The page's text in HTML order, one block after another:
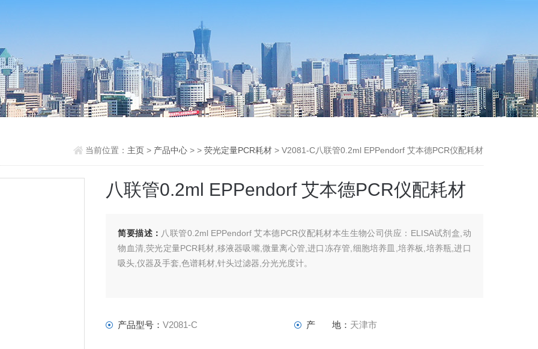
当前位置： 主页 > 产品中心> > 荧光定量PCR耗材> V2081-C八联管0.2ml EPPendorf 艾本德PCR仪配耗材
八联管0.2ml EPPendorf 艾本德PCR仪配耗材
简要描述： 八联管0.2ml EPPendorf 艾本德PCR仪配耗材本生生物公司供应：ELISA试剂盒,动
物血清,荧光定量PCR耗材,移液器吸嘴,微量离心管,进口冻存管,细胞培养皿,培养板,培养瓶,进口
吸头,仪器及手套,色谱耗材,针头过滤器,分光光度计。
产品型号：V2081-C 产 地： 天津市